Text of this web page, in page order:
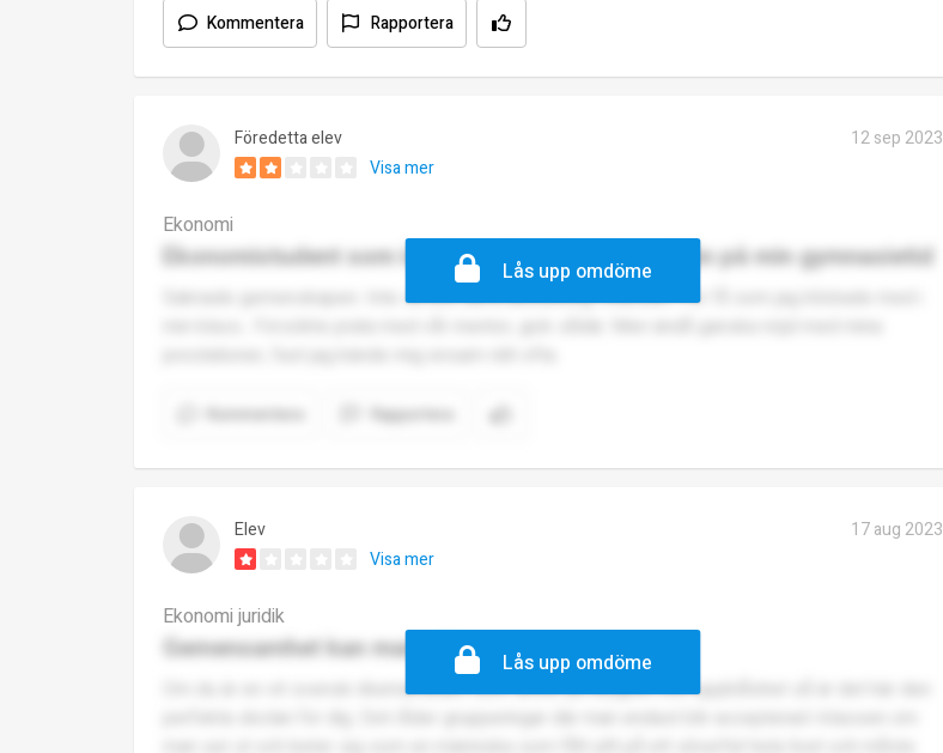
Kommentera Rapportera
Föredetta elev
12 sep 2023
Visa mer
Ekonomi
Ekonomistudent som inte har så goda minnen från på min gymnasietid
Saknade gemenskapen. Inte så bra sammanhållning i klassen. För få som jag klickade med i
Rapportera
Lås upp omdöme
Elev
17 aug 2023
Visa mer
Ekonomi juridik
Gemensamhet kan man glömma
Om du är en vit svensk rikemansbarn som driver på dryghet och uppblåshet så är det här den
Lås upp omdöme